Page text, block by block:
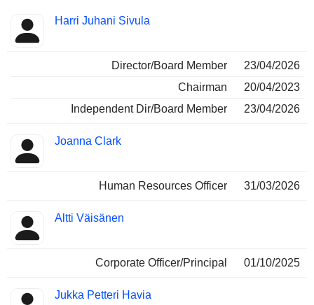
Insider
Fonctions
Harri Juhani Sivula
Director/Board Member
23/04/2026
Chairman
20/04/2023
Independent Dir/Board Member
23/04/2026
Joanna Clark
Human Resources Officer 31/03/2026
Altti Väisänen
Corporate Officer/Principal 01/10/2025
Jukka Petteri Havia